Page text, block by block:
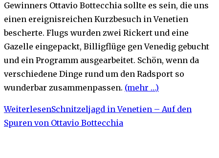
Gewinners Ottavio Bottecchia sollte es sein, die uns
einen ereignisreichen Kurzbesuch in Venetien
bescherte. Flugs wurden zwei Rickert und eine
Gazelle eingepackt, Billigflüge gen Venedig gebucht
und ein Programm ausgearbeitet. Schön, wenn da
verschiedene Dinge rund um den Radsport so
wunderbar zusammenpassen. (mehr …)
WeiterlesenSchnitzeljagd in Venetien – Auf den
Spuren von Ottavio Bottecchia